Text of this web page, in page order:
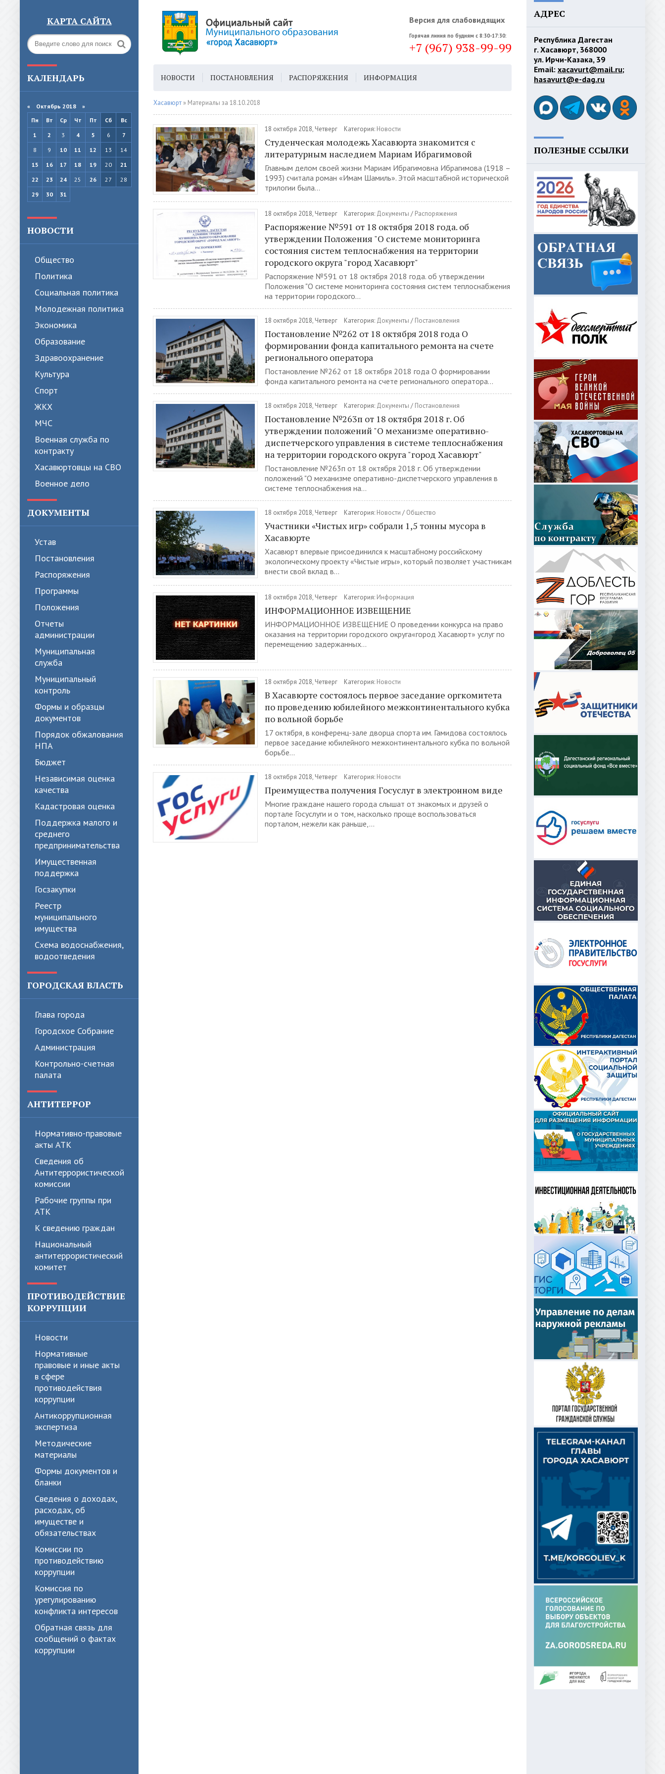
КАРТА САЙТА Версия для слабовидящих
Горячая линия по будням с 8:30-17:30:
+7 (967) 938-99-99
КАЛЕНДАРЬ
« Октябрь 2018 »
Пн
Вт Ср Чт Пт Сб
Вс
1
2 3 4 5 6
7
8
9 10 11 12 13
14
15
16 17 18 19 20
21
22
23 24 25 26 27
28
29
30 31
НОВОСТИ
Общество
Политика
Cоциальная политика
Молодежная политика
Экономика
Образование
Здравоохранение
Культура
Спорт
ЖКХ
МЧС
Военная служба по
контракту
Хасавюртовцы на СВО
Военное дело
ДОКУМЕНТЫ
Устав
Постановления
Распоряжения
Программы
Положения
Отчеты
администрации
Муниципальная
служба
Муниципальный
контроль
Формы и образцы
документов
Порядок обжалования
НПА
Бюджет
Независимая оценка
качества
Кадастровая оценка
Поддержка малого и
среднего
предпринимательства
Имущественная
поддержка
Госзакупки
Реестр
муниципального
имущества
Схема водоснабжения,
водоотведения
ГОРОДСКАЯ ВЛАСТЬ
Глава города
Городское Собрание
Администрация
Контрольно-счетная
палата
АНТИТЕРРОР
Нормативно-правовые
акты АТК
Сведения об
Антитеррористической
комиссии
Рабочие группы при
АТК
К сведению граждан
Национальный
антитеррористический
комитет
ПРОТИВОДЕЙСТВИЕ
КОРРУПЦИИ
Новости
Нормативные
правовые и иные акты
в сфере
противодействия
коррупции
Антикоррупционная
экспертиза
Методические
материалы
Формы документов и
бланки
Сведения о доходах,
расходах, об
имуществе и
обязательствах
Комиссии по
противодействию
коррупции
Комиссия по
урегулированию
конфликта интересов
Обратная связь для
сообщений о фактах
коррупции
НОВОСТИ ПОСТАНОВЛЕНИЯ РАСПОРЯЖЕНИЯ ИНФОРМАЦИЯ
ГОРОДСКАЯ СРЕДА ГЕН. ПЛАН
Хасавюрт » Материалы за 18.10.2018
18 октября 2018, Четверг Категория: Новости
Студенческая молодежь Хасавюрта знакомится с
литературным наследием Мариам Ибрагимовой
Главным делом своей жизни Мариам Ибрагимовна Ибрагимова (1918 –
1993) считала роман «Имам Шамиль». Этой масштабной исторической
трилогии была...
18 октября 2018, Четверг Категория: Документы / Распоряжения
Распоряжение №591 от 18 октября 2018 года. об
утверждении Положения "О системе мониторинга
состояния систем теплоснабжения на территории
городского округа "город Хасавюрт"
Распоряжение №591 от 18 октября 2018 года. об утверждении
Положения "О системе мониторинга состояния систем теплоснабжения
на территории городского...
18 октября 2018, Четверг Категория: Документы / Постановления
Постановление №262 от 18 октября 2018 года О
формировании фонда капитального ремонта на счете
регионального оператора
Постановление №262 от 18 октября 2018 года О формировании
фонда капитального ремонта на счете регионального оператора...
18 октября 2018, Четверг Категория: Документы / Постановления
Постановление №263п от 18 октября 2018 г. Об
утверждении положений "О механизме оперативно-
диспетчерского управления в системе теплоснабжения
на территории городского округа "город Хасавюрт"
Постановление №263п от 18 октября 2018 г. Об утверждении
положений "О механизме оперативно-диспетчерского управления в
системе теплоснабжения на...
18 октября 2018, Четверг Категория: Новости / Общество
Участники «Чистых игр» собрали 1,5 тонны мусора в
Хасавюрте
Хасавюрт впервые присоединился к масштабному российскому
экологическому проекту «Чистые игры», который позволяет участникам
внести свой вклад в...
18 октября 2018, Четверг Категория: Информация
ИНФОРМАЦИОННОЕ ИЗВЕЩЕНИЕ
ИНФОРМАЦИОННОЕ ИЗВЕЩЕНИЕ О проведении конкурса на право
оказания на территории городского округа«город Хасавюрт» услуг по
перемещению задержанных...
18 октября 2018, Четверг Категория: Новости
В Хасавюрте состоялось первое заседание оргкомитета
по проведению юбилейного межконтинентального кубка
по вольной борьбе
17 октября, в конференц-зале дворца спорта им. Гамидова состоялось
первое заседание юбилейного межконтинентального кубка по вольной
борьбе...
18 октября 2018, Четверг Категория: Новости
Преимущества получения Госуслуг в электронном виде
Многие граждане нашего города слышат от знакомых и друзей о
портале Госуслуги и о том, насколько проще воспользоваться
порталом, нежели как раньше,...
АДРЕС
Республика Дагестан
г. Хасавюрт, 368000
ул. Ирчи-Казака, 39
Email: xacavurt@mail.ru;
hasavurt@e-dag.ru
ПОЛЕЗНЫЕ ССЫЛКИ